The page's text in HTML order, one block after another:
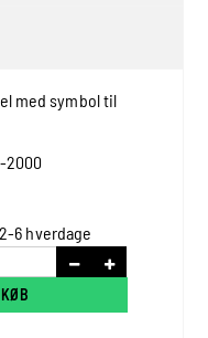
med symbol til
2000
6 hverdage
KØB